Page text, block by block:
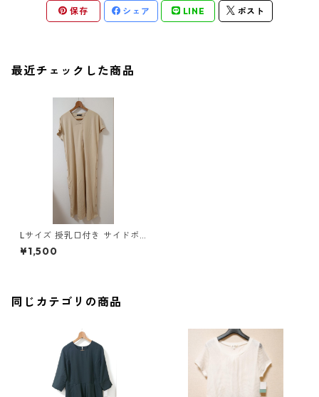
保存 シェア LINE ポスト
最近チェックした商品
Lサイズ 授乳口付き サイドボ
タンデザイン ワンピース マタ
ニティ ベージュ ◆KIY-1303
¥1,500
同じカテゴリの商品